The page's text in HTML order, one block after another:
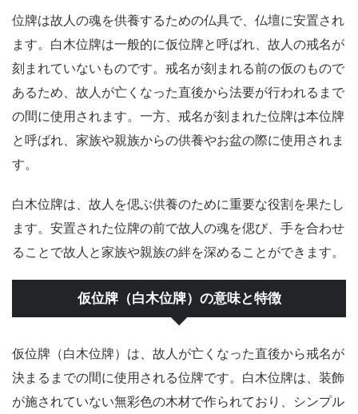
位牌は故人の魂を供養するための仏具で、仏壇に安置され
ます。白木位牌は一般的に仮位牌と呼ばれ、故人の戒名が
刻まれていないものです。戒名が刻まれる前の仮のもので
あるため、故人が亡くなった直後から法要が行われるまで
の間に使用されます。一方、戒名が刻まれた位牌は本位牌
と呼ばれ、家族や親族からの供養やお盆の際に使用されま
す。
白木位牌は、故人を偲ぶ供養のために重要な役割を果たし
ます。安置された位牌の前で故人の魂を偲び、手を合わせ
ることで故人と家族や親族の絆を深めることができます。
仮位牌（白木位牌）の意味と特徴
仮位牌（白木位牌）は、故人が亡くなった直後から戒名が
決まるまでの間に使用される位牌です。白木位牌は、装飾
が施されていない無彩色の木材で作られており、シンプル